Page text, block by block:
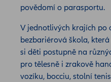
povědomí o parasportu.
V jednotlivých krajích po
bezbariérová škola,
si děti postupně na
pro tělesně i zrakově
vozíku, bocciu, stolní